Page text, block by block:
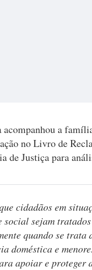
a
no Livro de
de Justiça para
cidadãos em
sejam tratados
quando se trata
doméstica e
apoiar e proteger